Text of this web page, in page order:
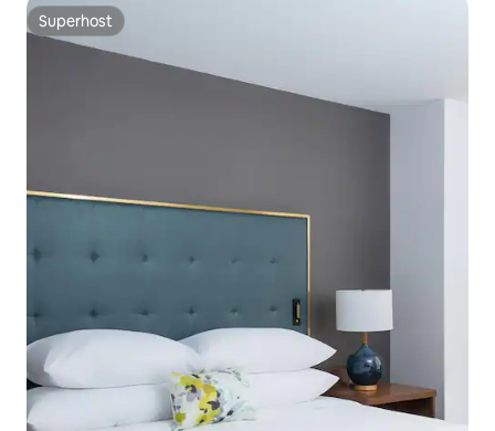
Superhost
Superhost